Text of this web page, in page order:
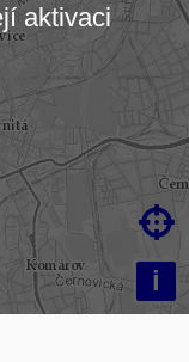
i

aktivaci